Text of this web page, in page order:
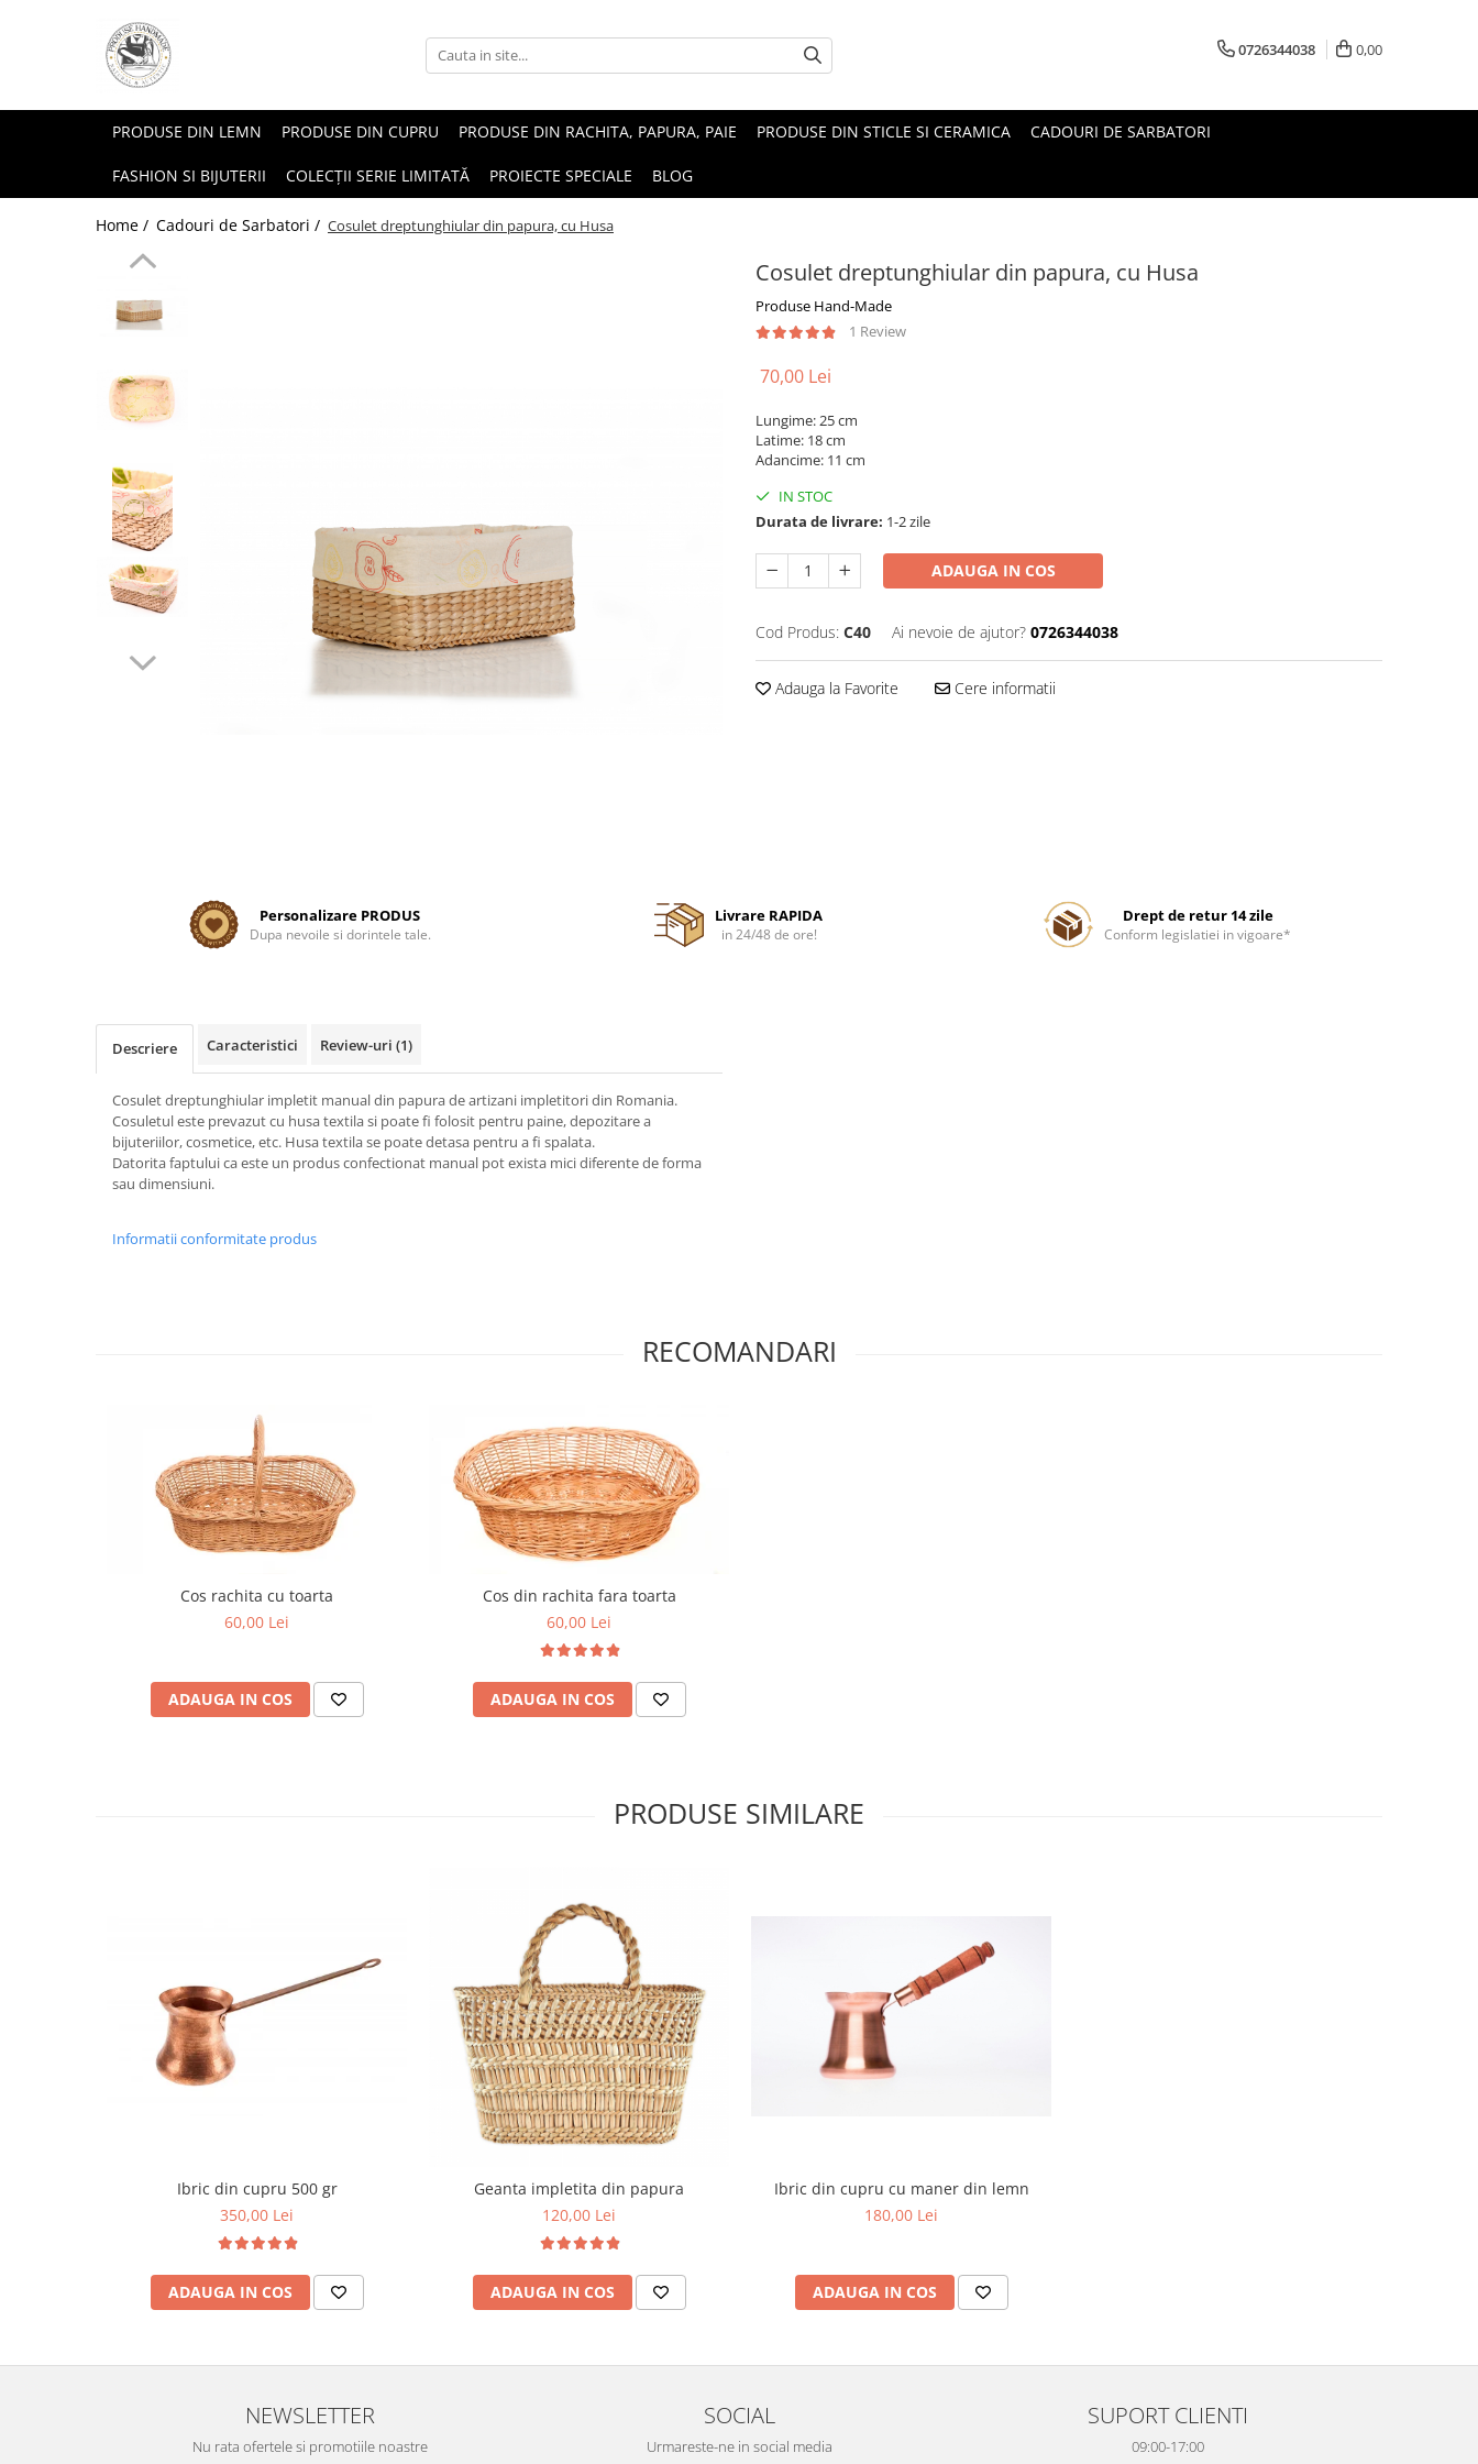
0726344038 0,00
PRODUSE DIN LEMN PRODUSE DIN CUPRU PRODUSE DIN RACHITA, PAPURA, PAIE PRODUSE DIN STICLE SI CERAMICA CADOURI DE SARBATORI
FASHION SI BIJUTERII COLECȚII SERIE LIMITATĂ PROIECTE SPECIALE BLOG
Home / Cadouri de Sarbatori / Cosulet dreptunghiular din papura, cu Husa
Cosulet dreptunghiular din papura, cu Husa
Produse Hand-Made
1 Review
70,00 Lei
Lungime: 25 cm
Latime: 18 cm
Adancime: 11 cm
IN STOC
Durata de livrare: 1-2 zile
ADAUGA IN COS
Cod Produs: C40 Ai nevoie de ajutor? 0726344038
Adauga la Favorite Cere informatii
Personalizare PRODUS
Dupa nevoile si dorintele tale.
Livrare RAPIDA
in 24/48 de ore!
Drept de retur 14 zile
Conform legislatiei in vigoare*
Descriere Caracteristici Review-uri (1)
Cosulet dreptunghiular impletit manual din papura de artizani impletitori din Romania.
Cosuletul este prevazut cu husa textila si poate fi folosit pentru paine, depozitare a
bijuteriilor, cosmetice, etc. Husa textila se poate detasa pentru a fi spalata.
Datorita faptului ca este un produs confectionat manual pot exista mici diferente de forma
sau dimensiuni.
Informatii conformitate produs
RECOMANDARI
Cos rachita cu toarta
60,00 Lei
ADAUGA IN COS
Cos din rachita fara toarta
60,00 Lei
ADAUGA IN COS
PRODUSE SIMILARE
Ibric din cupru 500 gr
350,00 Lei
ADAUGA IN COS
Geanta impletita din papura
120,00 Lei
ADAUGA IN COS
Ibric din cupru cu maner din lemn
180,00 Lei
ADAUGA IN COS
NEWSLETTER
Nu rata ofertele si promotiile noastre
SOCIAL
Urmareste-ne in social media
SUPORT CLIENTI
09:00-17:00